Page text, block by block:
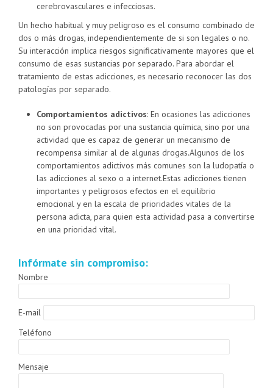
cerebrovasculares e infecciosas.
Un hecho habitual y muy peligroso es el consumo combinado de
dos o más drogas, independientemente de si son legales o no.
Su interacción implica riesgos significativamente mayores que el
consumo de esas sustancias por separado. Para abordar el
tratamiento de estas adicciones, es necesario reconocer las dos
patologías por separado.
Comportamientos adictivos: En ocasiones las adicciones
no son provocadas por una sustancia química, sino por una
actividad que es capaz de generar un mecanismo de
recompensa similar al de algunas drogas.Algunos de los
comportamientos adictivos más comunes son la ludopatía o
las adicciones al sexo o a internet.Estas adicciones tienen
importantes y peligrosos efectos en el equilibrio
emocional y en la escala de prioridades vitales de la
persona adicta, para quien esta actividad pasa a convertirse
en una prioridad vital.
Infórmate sin compromiso:
Nombre
E-mail
Teléfono
Mensaje